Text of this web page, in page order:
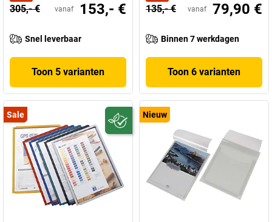
305,- € vanaf 153,- €
Snel leverbaar
Toon 5 varianten
135,- € vanaf 79,90 €
Binnen 7 werkdagen
Toon 6 varianten
Sale Nieuw